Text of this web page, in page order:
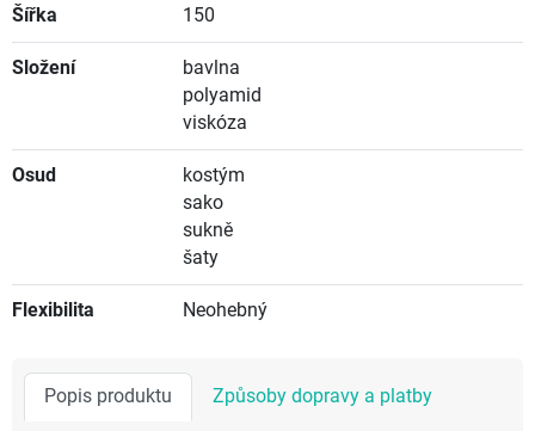
Šířka 150
Složení
bavlna
polyamid
viskóza
Osud
kostým
sako
sukně
šaty
Flexibilita Neohebný
Popis produktu Způsoby dopravy a platby